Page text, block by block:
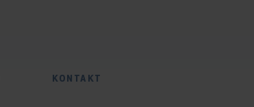
KONTAKT